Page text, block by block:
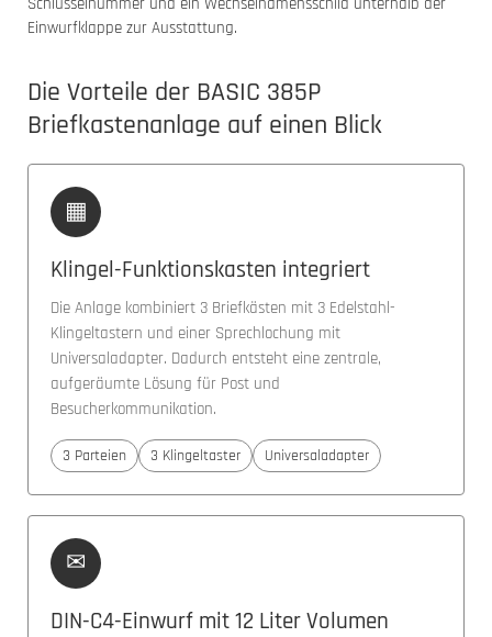
Einwurfklappe zur Ausstattung.
Die Vorteile der BASIC 385P
Briefkastenanlage auf einen Blick
▦
Klingel-Funktionskasten integriert
Die Anlage kombiniert 3 Briefkästen mit 3 Edelstahl-
Klingeltastern und einer Sprechlochung mit
Universaladapter. Dadurch entsteht eine zentrale,
aufgeräumte Lösung für Post und
Besucherkommunikation.
3 Parteien 3 Klingeltaster Universaladapter
✉
DIN-C4-Einwurf mit 12 Liter Volumen